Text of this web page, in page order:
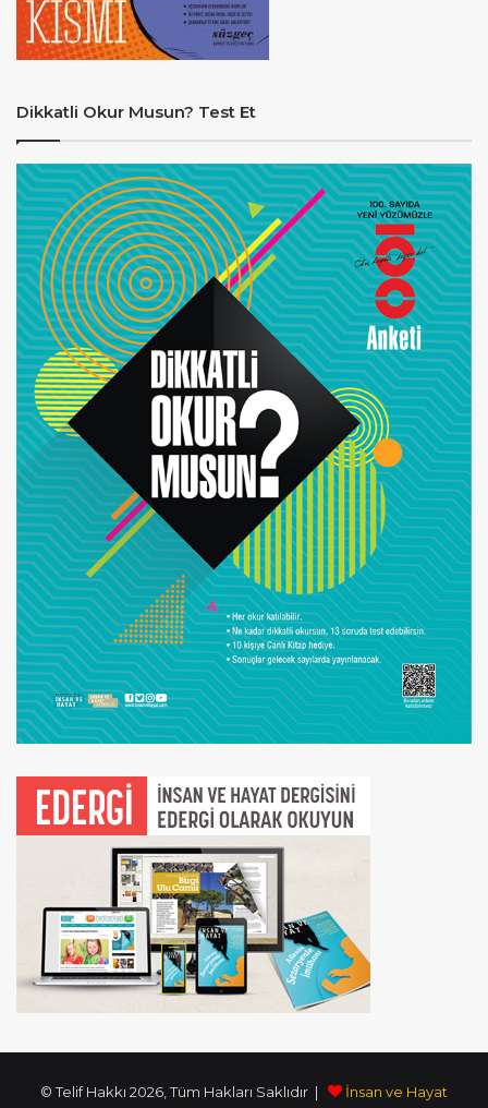
Dikkatli Okur Musun? Test Et
© Telif Hakkı 2026, Tüm Hakları Saklıdır | İnsan ve Hayat